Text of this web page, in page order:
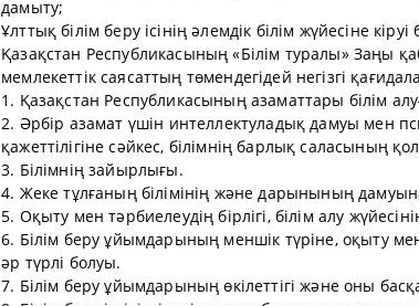
дамыту;
Ұлттық білім беру ісінің әлемдік білім жүйесіне
Қазақстан Республикасының «Білім туралы» Заңы
мемлекеттік саясаттың төмендегідей негізгі
1. Қазақстан Республикасының азаматтары білім
2. Әрбір азамат үшін интеллектуладық дамуы мен
қажеттілігіне сәйкес, білімнің барлық саласының
3. Білімнің зайырлығы.
4. Жеке тұлғаның білімінің және дарынының
5. Оқыту мен тәрбиелеудің бірлігі, білім алу жүйесінің
6. Білім беру ұйымдарының меншік түріне, оқыту
әр түрлі болуы.
7. Білім беру ұйымдарының өкілеттігі және оны